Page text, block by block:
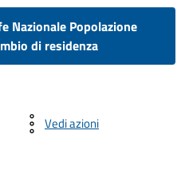
Nazionale Popolazione
di residenza
Vedi azioni